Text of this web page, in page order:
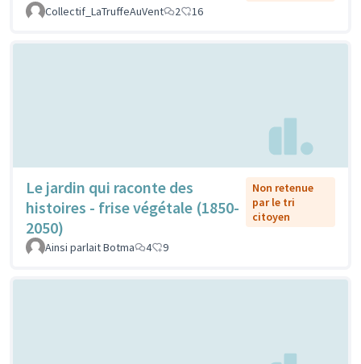
Collectif_LaTruffeAuVent
2 16
Le jardin qui raconte des
histoires - frise végétale (1850-
2050)
Non retenue
par le tri
citoyen
Ainsi parlait Botma 4 9